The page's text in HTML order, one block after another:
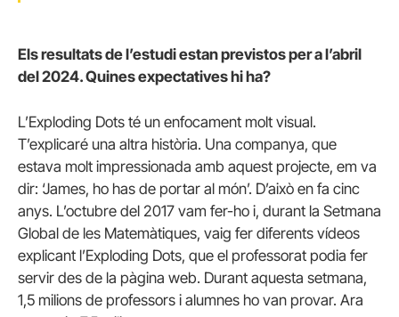
Els resultats de l’estudi estan previstos per a l’abril
del 2024. Quines expectatives hi ha?
L’Exploding Dots té un enfocament molt visual.
T’explicaré una altra història. Una companya, que
estava molt impressionada amb aquest projecte, em va
dir: ‘James, ho has de portar al món’. D’això en fa cinc
anys. L’octubre del 2017 vam fer-ho i, durant la Setmana
Global de les Matemàtiques, vaig fer diferents vídeos
explicant l’Exploding Dots, que el professorat podia fer
servir des de la pàgina web. Durant aquesta setmana,
1,5 milions de professors i alumnes ho van provar. Ara